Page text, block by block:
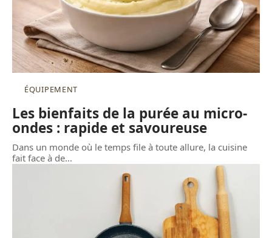
ÉQUIPEMENT
Les bienfaits de la purée au micro-
ondes : rapide et savoureuse
Dans un monde où le temps file à toute allure, la cuisine
fait face à de…